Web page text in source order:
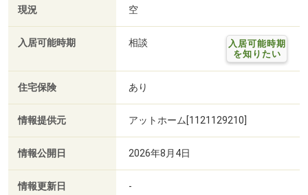
現況 空
入居可能時期 相談
入居可能時期
を知りたい
住宅保険 あり
情報提供元 アットホーム[1121129210]
情報公開日 2026年8月4日
情報更新日 -